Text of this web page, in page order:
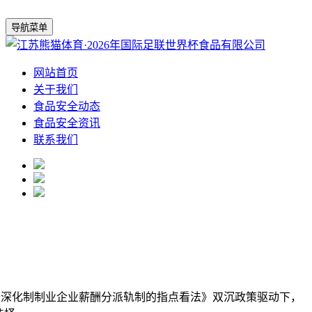
导航菜单
网站首页
关于我们
食品安全动态
食品安全资讯
联系我们
制制业企业薪酬分派轨制的指点看法》双沉政策驱动下，